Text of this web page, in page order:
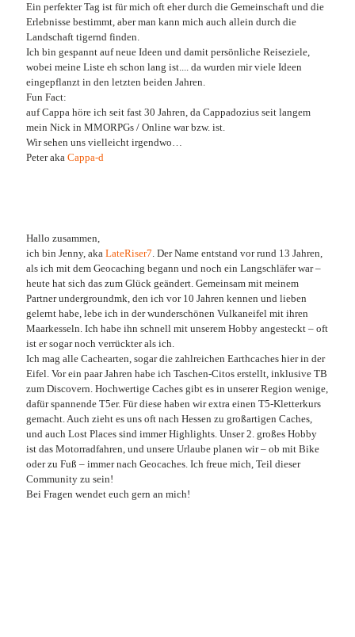
Ein perfekter Tag ist für mich oft eher durch die Gemeinschaft und die
Erlebnisse bestimmt, aber man kann mich auch allein durch die
Landschaft tigernd finden.
Ich bin gespannt auf neue Ideen und damit persönliche Reiseziele,
wobei meine Liste eh schon lang ist.... da wurden mir viele Ideen
eingepflanzt in den letzten beiden Jahren.
Fun Fact:
auf Cappa höre ich seit fast 30 Jahren, da Cappadozius seit langem
mein Nick in MMORPGs / Online war bzw. ist.
Wir sehen uns vielleicht irgendwo…
Peter aka Cappa-d
Hallo zusammen,
ich bin Jenny, aka LateRiser7. Der Name entstand vor rund 13 Jahren,
als ich mit dem Geocaching begann und noch ein Langschläfer war –
heute hat sich das zum Glück geändert. Gemeinsam mit meinem
Partner undergroundmk, den ich vor 10 Jahren kennen und lieben
gelernt habe, lebe ich in der wunderschönen Vulkaneifel mit ihren
Maarkesseln. Ich habe ihn schnell mit unserem Hobby angesteckt – oft
ist er sogar noch verrückter als ich.
Ich mag alle Cachearten, sogar die zahlreichen Earthcaches hier in der
Eifel. Vor ein paar Jahren habe ich Taschen-Citos erstellt, inklusive TB
zum Discovern. Hochwertige Caches gibt es in unserer Region wenige,
dafür spannende T5er. Für diese haben wir extra einen T5-Kletterkurs
gemacht. Auch zieht es uns oft nach Hessen zu großartigen Caches,
und auch Lost Places sind immer Highlights. Unser 2. großes Hobby
ist das Motorradfahren, und unsere Urlaube planen wir – ob mit Bike
oder zu Fuß – immer nach Geocaches. Ich freue mich, Teil dieser
Community zu sein!
Bei Fragen wendet euch gern an mich!